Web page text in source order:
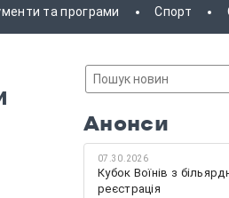
та програми Спорт
Анонси
07.30.2026
Кубок Воїнів з
реєстрація